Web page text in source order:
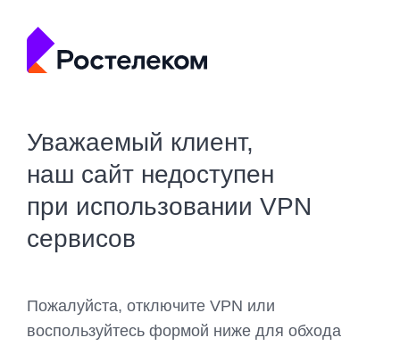
Уважаемый клиент,
наш сайт недоступен
при использовании VPN
сервисов
Пожалуйста, отключите VPN или
воспользуйтесь формой ниже для обхода